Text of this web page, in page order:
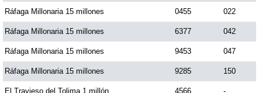
Sinuano Día
Sinuano Noche
Ráfaga Millonaria 15 millones 0455 022
Ráfaga Millonaria 15 millones 6377 042
Ráfaga Millonaria 15 millones 9453 047
Ráfaga Millonaria 15 millones 9285 150
El Travieso del Tolima 1 millón 4566 -